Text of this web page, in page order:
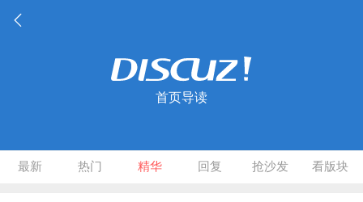
首页导读
最新 热门 精华 回复 抢沙发 看版块